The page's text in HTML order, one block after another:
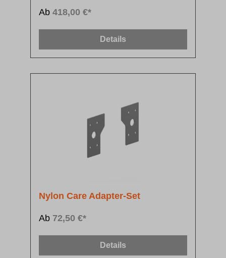
Ab 418,00 €*
Details
Nylon Care Adapter-Set
Ab 72,50 €*
Details